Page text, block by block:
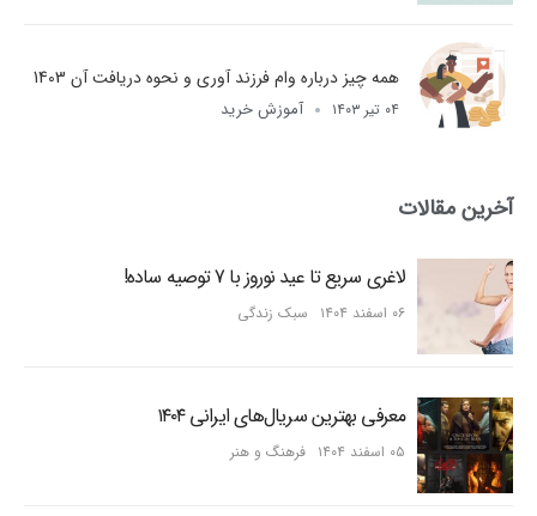
همه چیز درباره وام فرزند آوری و نحوه دریافت آن 1403
۰۴ تیر ۱۴۰۳ آموزش خرید
آخرین مقالات
لاغری سریع تا عید نوروز با 7 توصیه ساده!
۰۶ اسفند ۱۴۰۴ سبک زندگی
معرفی بهترین سریال‌های ایرانی ۱۴۰۴
۰۵ اسفند ۱۴۰۴ فرهنگ و هنر